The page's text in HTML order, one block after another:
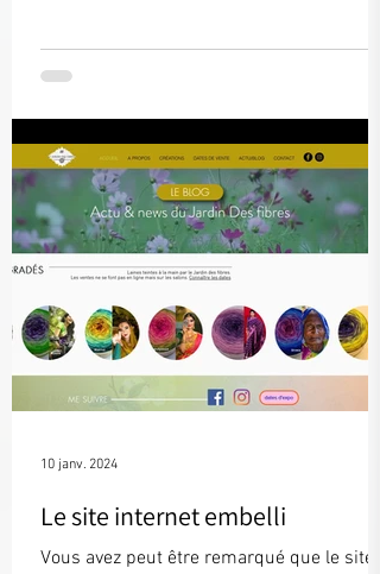
Le site internet embelli
Vous avez peut être remarqué que le site
10 janv. 2024